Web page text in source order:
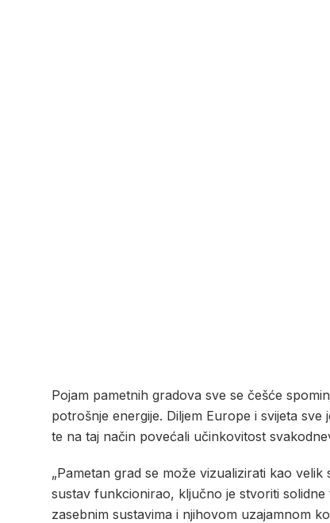
Pojam pametnih gradova sve se češće
potrošnje energije. Diljem Europe i svijeta
te na taj način povećali učinkovitost
„Pametan grad se može vizualizirati kao
sustav funkcionirao, ključno je stvoriti
zasebnim sustavima i njihovom uzajamnom